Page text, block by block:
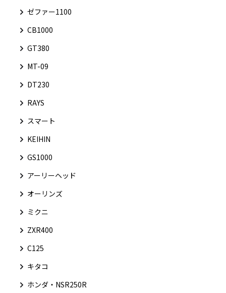
ゼファー1100
CB1000
GT380
MT-09
DT230
RAYS
スマート
KEIHIN
GS1000
アーリーヘッド
オーリンズ
ミクニ
ZXR400
C125
キタコ
ホンダ・NSR250R